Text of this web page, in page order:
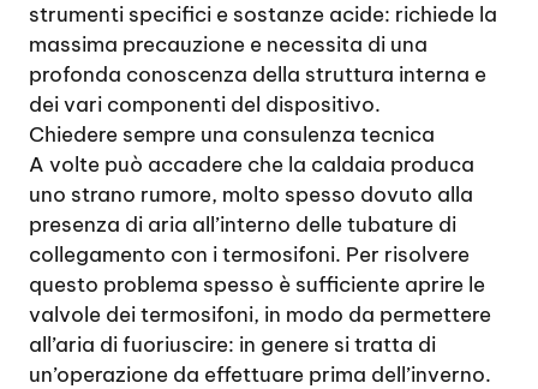
strumenti specifici e sostanze acide: richiede la
massima precauzione e necessita di una
profonda conoscenza della struttura interna e
dei vari componenti del dispositivo.
Chiedere sempre una consulenza tecnica
A volte può accadere che la caldaia produca
uno strano rumore, molto spesso dovuto alla
presenza di aria all’interno delle tubature di
collegamento con i termosifoni. Per risolvere
questo problema spesso è sufficiente aprire le
valvole dei termosifoni, in modo da permettere
all’aria di fuoriuscire: in genere si tratta di
un’operazione da effettuare prima dell’inverno.